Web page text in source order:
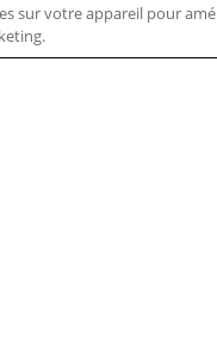
sur votre appareil pour